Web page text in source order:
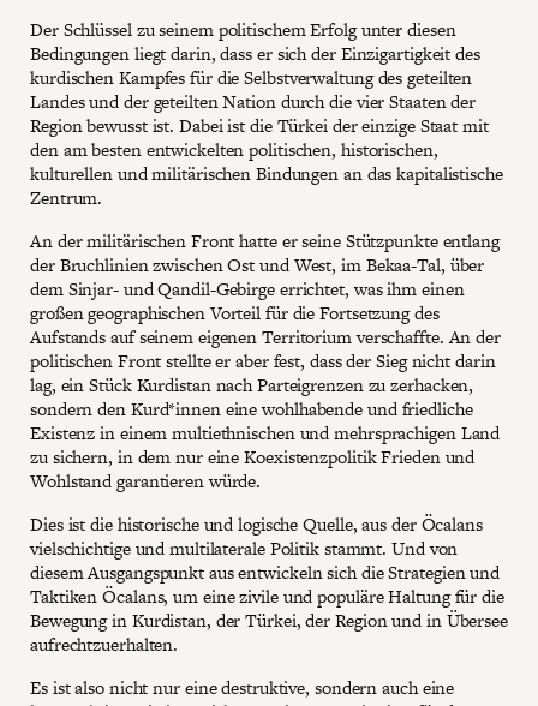
Der Schlüssel zu seinem politischem Erfolg unter diesen
Bedingungen liegt darin, dass er sich der Einzigartigkeit des
kurdischen Kampfes für die Selbstverwaltung des geteilten
Landes und der geteilten Nation durch die vier Staaten der
Region bewusst ist. Dabei ist die Türkei der einzige Staat mit
den am besten entwickelten politischen, historischen,
kulturellen und militärischen Bindungen an das kapitalistische
Zentrum.
An der militärischen Front hatte er seine Stützpunkte entlang
der Bruchlinien zwischen Ost und West, im Bekaa-Tal, über
dem Sinjar- und Qandil-Gebirge errichtet, was ihm einen
großen geographischen Vorteil für die Fortsetzung des
Aufstands auf seinem eigenen Territorium verschaffte. An der
politischen Front stellte er aber fest, dass der Sieg nicht darin
lag, ein Stück Kurdistan nach Parteigrenzen zu zerhacken,
sondern den Kurd*innen eine wohlhabende und friedliche
Existenz in einem multiethnischen und mehrsprachigen Land
zu sichern, in dem nur eine Koexistenzpolitik Frieden und
Wohlstand garantieren würde.
Dies ist die historische und logische Quelle, aus der Öcalans
vielschichtige und multilaterale Politik stammt. Und von
diesem Ausgangspunkt aus entwickeln sich die Strategien und
Taktiken Öcalans, um eine zivile und populäre Haltung für die
Bewegung in Kurdistan, der Türkei, der Region und in Übersee
aufrechtzuerhalten.
Es ist also nicht nur eine destruktive, sondern auch eine